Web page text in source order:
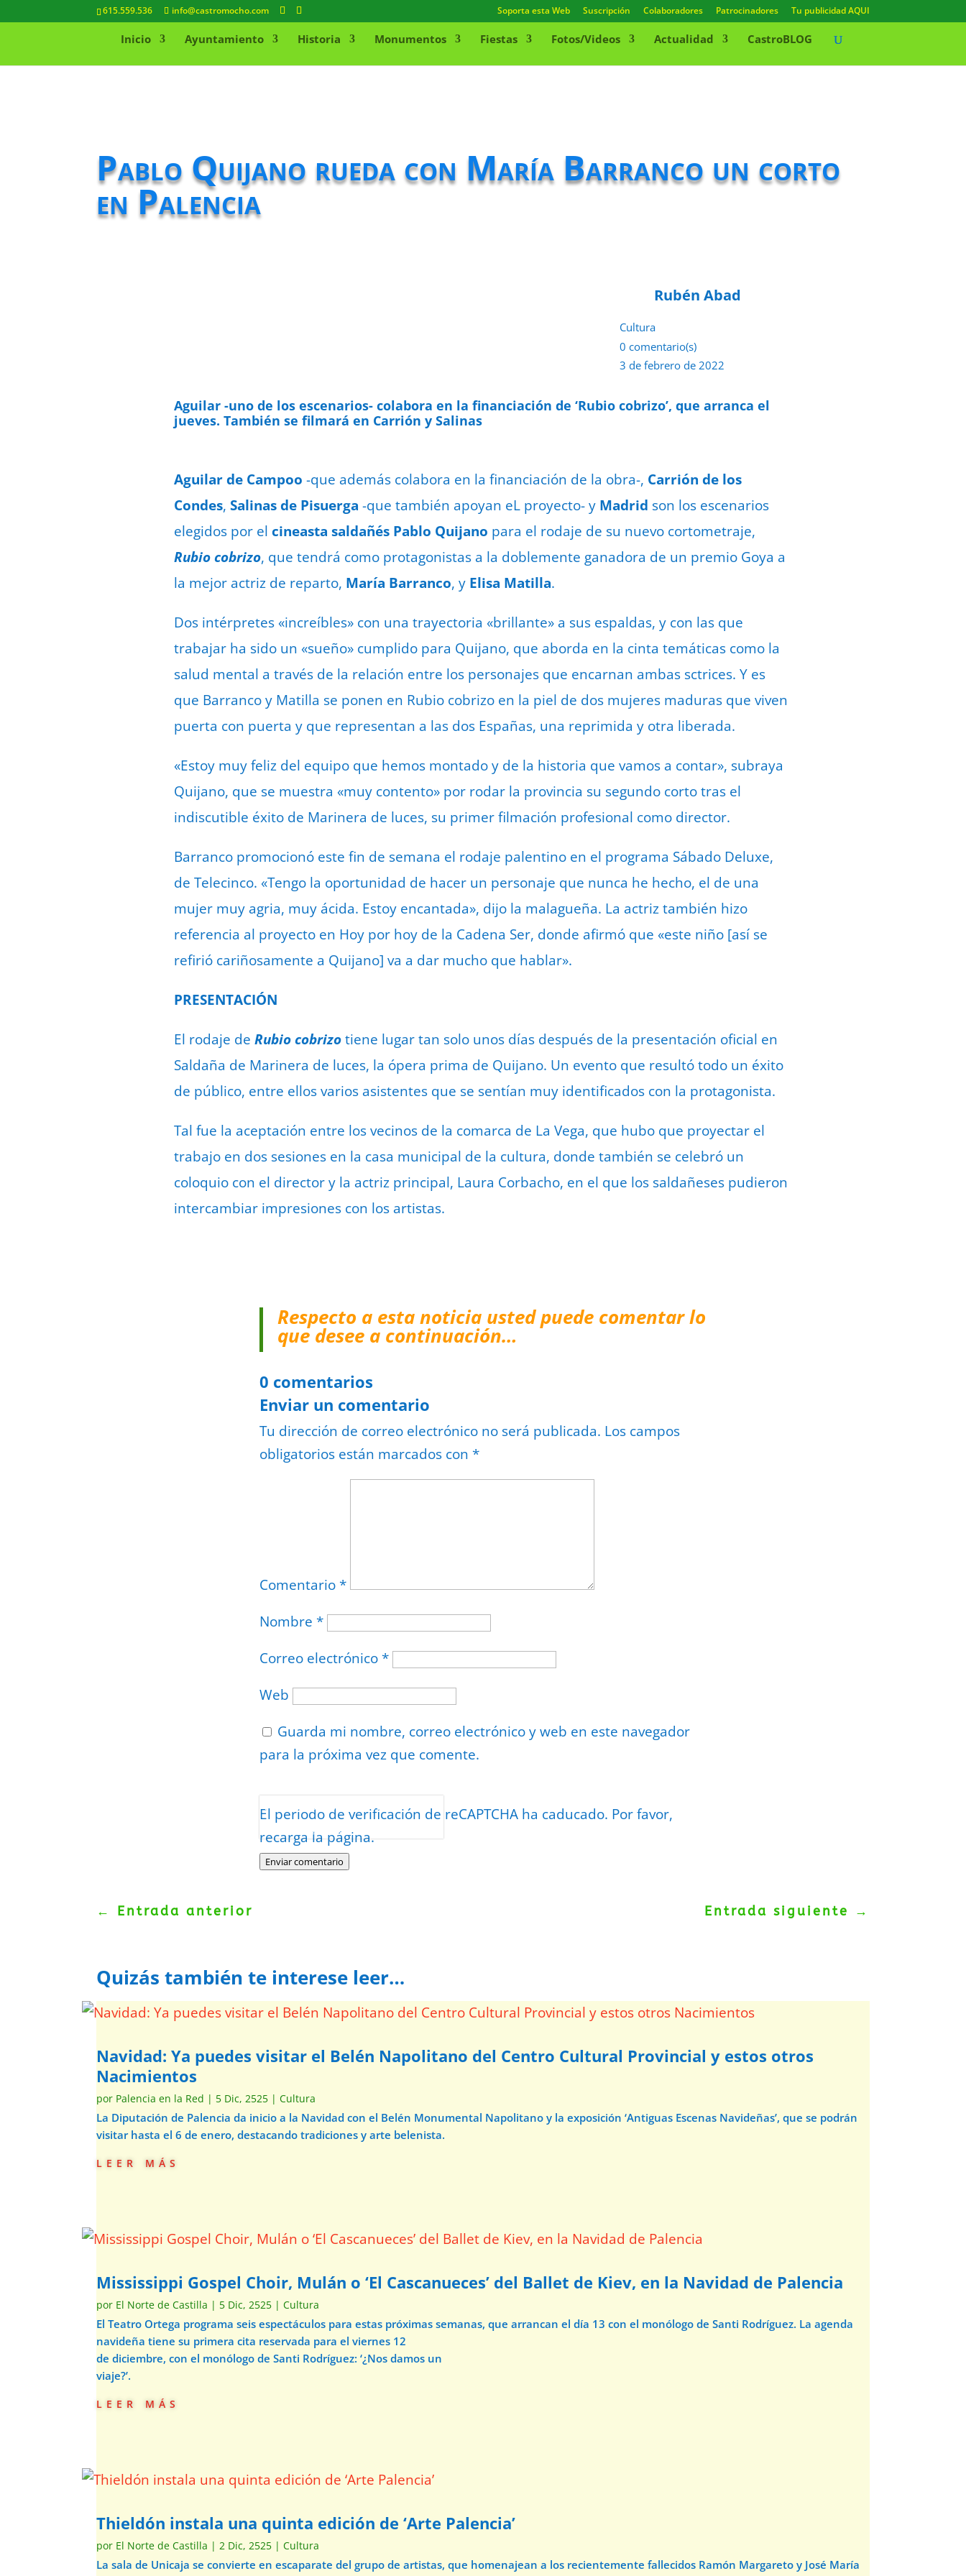
615.559.536 info@castromocho.com Soporta esta Web Suscripción Colaboradores Patrocinadores Tu publicidad AQUI
Inicio Ayuntamiento Historia Monumentos Fiestas Fotos/Videos Actualidad CastroBLOG
Pablo Quijano rueda con María Barranco un corto
en Palencia
Rubén Abad
Cultura
0 comentario(s)
3 de febrero de 2022
Aguilar -uno de los escenarios- colabora en la financiación de ‘Rubio cobrizo’, que arranca el
jueves. También se filmará en Carrión y Salinas
Aguilar de Campoo -que además colabora en la financiación de la obra-, Carrión de los
Condes, Salinas de Pisuerga -que también apoyan eL proyecto- y Madrid son los escenarios
elegidos por el cineasta saldañés Pablo Quijano para el rodaje de su nuevo cortometraje,
Rubio cobrizo, que tendrá como protagonistas a la doblemente ganadora de un premio Goya a
la mejor actriz de reparto, María Barranco, y Elisa Matilla.
Dos intérpretes «increíbles» con una trayectoria «brillante» a sus espaldas, y con las que
trabajar ha sido un «sueño» cumplido para Quijano, que aborda en la cinta temáticas como la
salud mental a través de la relación entre los personajes que encarnan ambas sctrices. Y es
que Barranco y Matilla se ponen en Rubio cobrizo en la piel de dos mujeres maduras que viven
puerta con puerta y que representan a las dos Españas, una reprimida y otra liberada.
«Estoy muy feliz del equipo que hemos montado y de la historia que vamos a contar», subraya
Quijano, que se muestra «muy contento» por rodar la provincia su segundo corto tras el
indiscutible éxito de Marinera de luces, su primer filmación profesional como director.
Barranco promocionó este fin de semana el rodaje palentino en el programa Sábado Deluxe,
de Telecinco. «Tengo la oportunidad de hacer un personaje que nunca he hecho, el de una
mujer muy agria, muy ácida. Estoy encantada», dijo la malagueña. La actriz también hizo
referencia al proyecto en Hoy por hoy de la Cadena Ser, donde afirmó que «este niño [así se
refirió cariñosamente a Quijano] va a dar mucho que hablar».
PRESENTACIÓN
El rodaje de Rubio cobrizotiene lugar tan solo unos días después de la presentación oficial en
Saldaña de Marinera de luces, la ópera prima de Quijano. Un evento que resultó todo un éxito
de público, entre ellos varios asistentes que se sentían muy identificados con la protagonista.
Tal fue la aceptación entre los vecinos de la comarca de La Vega, que hubo que proyectar el
trabajo en dos sesiones en la casa municipal de la cultura, donde también se celebró un
coloquio con el director y la actriz principal, Laura Corbacho, en el que los saldañeses pudieron
intercambiar impresiones con los artistas.
Respecto a esta noticia usted puede comentar lo
que desee a continuación…
0 comentarios
Enviar un comentario
Tu dirección de correo electrónico no será publicada. Los campos
obligatorios están marcados con *
Comentario *
Nombre *
Correo electrónico *
Web
Guarda mi nombre, correo electrónico y web en este navegador
para la próxima vez que comente.
El periodo de verificación de reCAPTCHA ha caducado. Por favor,
recarga la página.
Enviar comentario
Protegidos por reCAPTCHA
Términos
← Entrada anterior Entrada siguiente →
Quizás también te interese leer…
Navidad: Ya puedes visitar el Belén Napolitano del Centro Cultural Provincial y estos otros
Nacimientos
por Palencia en la Red | 5 Dic, 2525 |Cultura
La Diputación de Palencia da inicio a la Navidad con el Belén Monumental Napolitano y la exposición ‘Antiguas Escenas Navideñas’, que se podrán
visitar hasta el 6 de enero, destacando tradiciones y arte belenista.
leer más
Mississippi Gospel Choir, Mulán o ‘El Cascanueces’ del Ballet de Kiev, en la Navidad de Palencia
por El Norte de Castilla | 5 Dic, 2525 |Cultura
El Teatro Ortega programa seis espectáculos para estas próximas semanas, que arrancan el día 13 con el monólogo de Santi Rodríguez. La agenda
navideña tiene su primera cita reservada para el viernes 12
de diciembre, con el monólogo de Santi Rodríguez: ‘¿Nos damos un
viaje?’.
leer más
Thieldón instala una quinta edición de ‘Arte Palencia’
por El Norte de Castilla | 2 Dic, 2525 |Cultura
La sala de Unicaja se convierte en escaparate del grupo de artistas, que homenajean a los recientemente fallecidos Ramón Margareto y José María